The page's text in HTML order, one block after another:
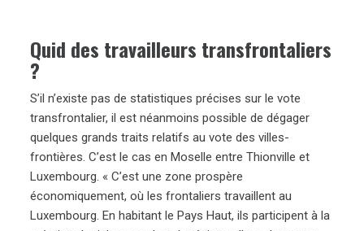
Quid des travailleurs transfrontaliers
?
S’il n’existe pas de statistiques précises sur le vote
transfrontalier, il est néanmoins possible de dégager
quelques grands traits relatifs au vote des villes-
frontières. C’est le cas en Moselle entre Thionville et
Luxembourg. « C’est une zone prospère
économiquement, où les frontaliers travaillent au
Luxembourg. En habitant le Pays Haut, ils participent à la